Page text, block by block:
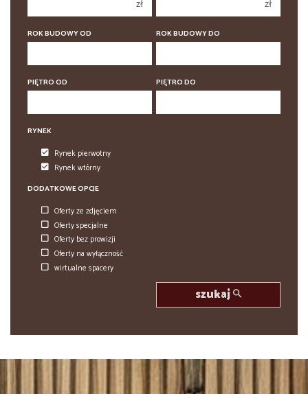
6
zł zł
ROK BUDOWY OD ROK BUDOWY DO
PIĘTRO OD PIĘTRO DO
RYNEK
Rynek pierwotny
Rynek wtórny
DODATKOWE OPCJE
Oferty ze zdjęciem
Oferty specjalne
Oferty bez prowizji
Oferty na wyłączność
wirtualne spacery
szukaj